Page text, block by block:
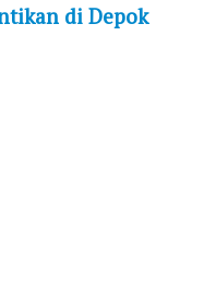
di Depok